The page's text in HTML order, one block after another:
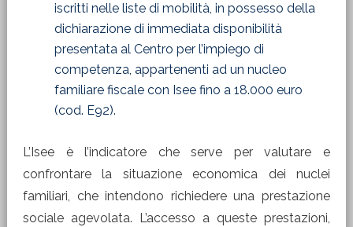
iscritti nelle liste di mobilità, in possesso della
dichiarazione di immediata disponibilità
presentata al Centro per l’impiego di
competenza, appartenenti ad un nucleo
familiare fiscale con Isee fino a 18.000 euro
(cod. E92).
L’Isee è l’indicatore che serve per valutare e
confrontare la situazione economica dei nuclei
familiari, che intendono richiedere una prestazione
sociale agevolata. L’accesso a queste prestazioni,